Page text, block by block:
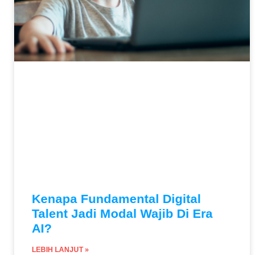
Kenapa Fundamental Digital
Talent Jadi Modal Wajib Di Era
AI?
LEBIH LANJUT »